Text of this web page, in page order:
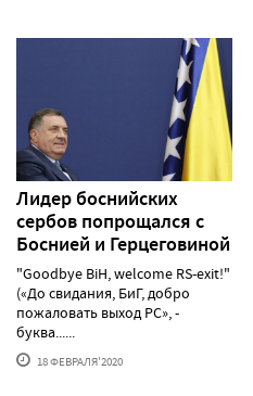
Лидер боснийских
сербов попрощался с
Боснией и Герцеговиной
"Goodbye BiH, welcome RS-exit!"
(«До свидания, БиГ, добро
пожаловать выход РС», -
буква......
18 ФЕВРАЛЯ'2020